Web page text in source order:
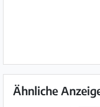
Ähnliche